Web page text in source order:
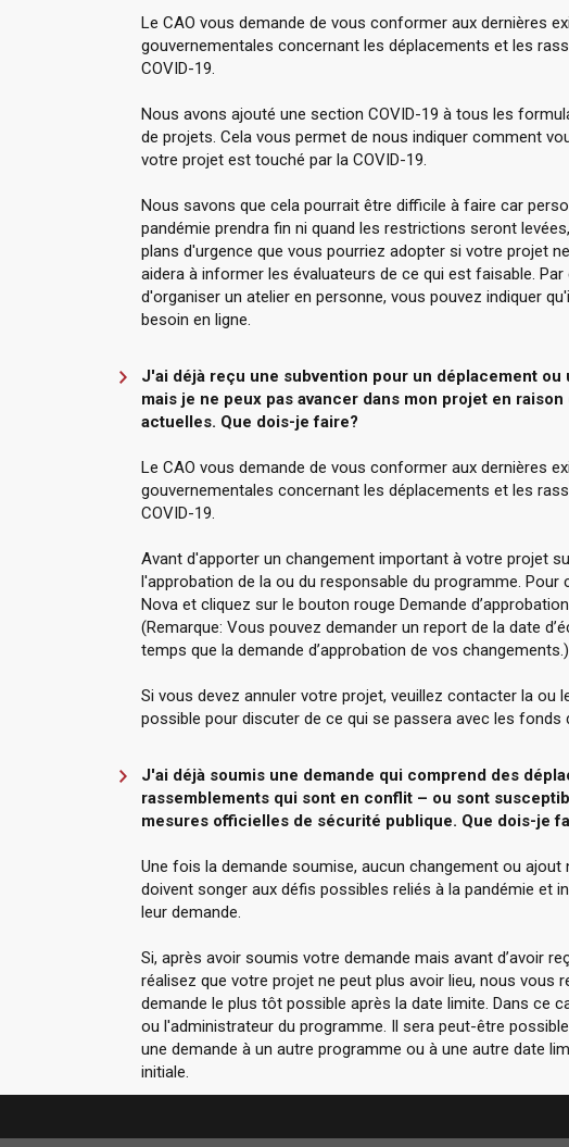
Le CAO vous demande de vous conformer aux dernières
gouvernementales concernant les déplacements et les
COVID-19.
Nous avons ajouté une section COVID-19 à tous les
de projets. Cela vous permet de nous indiquer comment
votre projet est touché par la COVID-19.
Nous savons que cela pourrait être difficile à faire car
pandémie prendra fin ni quand les restrictions seront
plans d'urgence que vous pourriez adopter si votre projet
aidera à informer les évaluateurs de ce qui est faisable.
d'organiser un atelier en personne, vous pouvez indiquer
besoin en ligne.
J'ai déjà reçu une subvention pour un déplacement
mais je ne peux pas avancer dans mon projet en
actuelles. Que dois-je faire?
Le CAO vous demande de vous conformer aux dernières
gouvernementales concernant les déplacements et les
COVID-19.
Avant d'apporter un changement important à votre projet
l'approbation de la ou du responsable du programme. Pour
Nova et cliquez sur le bouton rouge Demande
(Remarque: Vous pouvez demander un report de la date
temps que la demande d’approbation de vos changements.)
Si vous devez annuler votre projet, veuillez contacter la ou
possible pour discuter de ce qui se passera avec les fonds
J'ai déjà soumis une demande qui comprend des
rassemblements qui sont en conflit – ou sont
mesures officielles de sécurité publique. Que dois-je
Une fois la demande soumise, aucun changement ou
doivent songer aux défis possibles reliés à la pandémie et
leur demande.
Si, après avoir soumis votre demande mais avant d’avoir
réalisez que votre projet ne peut plus avoir lieu, nous vous
demande le plus tôt possible après la date limite. Dans ce
ou l'administrateur du programme. Il sera peut-être
une demande à un autre programme ou à une autre date
initiale.